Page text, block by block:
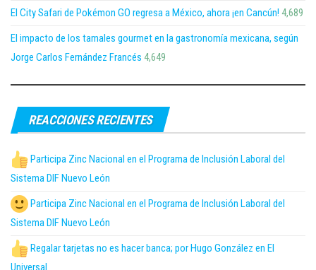
El City Safari de Pokémon GO regresa a México, ahora ¡en Cancún! 4,689
El impacto de los tamales gourmet en la gastronomía mexicana, según
Jorge Carlos Fernández Francés 4,649
REACCIONES RECIENTES
Participa Zinc Nacional en el Programa de Inclusión Laboral del
Sistema DIF Nuevo León
Participa Zinc Nacional en el Programa de Inclusión Laboral del
Sistema DIF Nuevo León
Regalar tarjetas no es hacer banca; por Hugo González en El
Universal